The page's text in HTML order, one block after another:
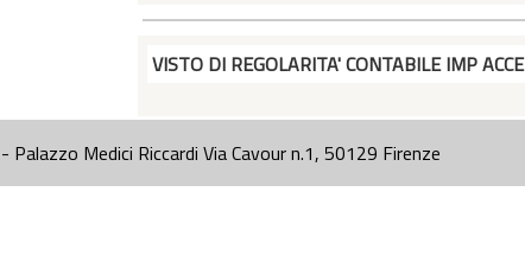
VISTO DI REGOLARITA' CONTABILE IMP ACCE
Medici Riccardi Via Cavour n.1, 50129 Firenze